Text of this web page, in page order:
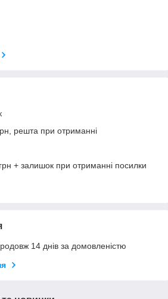
решта при отриманні
+ залишок при отриманні посилки
14 днів за домовленістю